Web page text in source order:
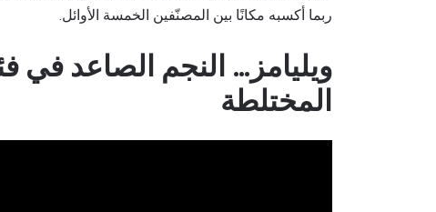
ربما أكسبه مكانًا بين المصنّفين الخمسة الأوائل.
ويليامز… النجم الصاعد في
المختلطة